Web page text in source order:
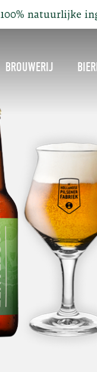
100% natuurlijke
BROUWERIJ